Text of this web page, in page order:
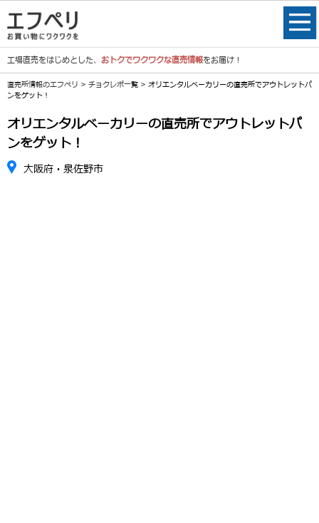
工場直売をはじめとした、 おトクでワクワクな直売情報をお届け！
直売所情報のエフペリ > チョクレポ一覧 > オリエンタルベーカリーの直売所でアウトレットパ
ンをゲット！
オリエンタルベーカリーの直売所でアウトレットパ
ンをゲット！
大阪府・泉佐野市